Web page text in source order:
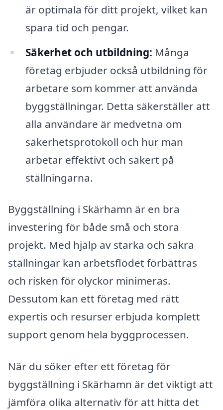
är optimala för ditt projekt, vilket kan
spara tid och pengar.
Säkerhet och utbildning: Många
företag erbjuder också utbildning för
arbetare som kommer att använda
byggställningar. Detta säkerställer att
alla användare är medvetna om
säkerhetsprotokoll och hur man
arbetar effektivt och säkert på
ställningarna.
Byggställning i Skärhamn är en bra
investering för både små och stora
projekt. Med hjälp av starka och säkra
ställningar kan arbetsflödet förbättras
och risken för olyckor minimeras.
Dessutom kan ett företag med rätt
expertis och resurser erbjuda komplett
support genom hela byggprocessen.
När du söker efter ett företag för
byggställning i Skärhamn är det viktigt att
jämföra olika alternativ för att hitta det